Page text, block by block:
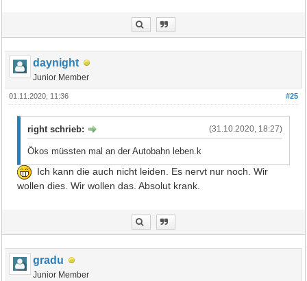
daynight
Junior Member
#25
01.11.2020, 11:36
(31.10.2020, 18:27)
right schrieb:
Ökos müssten mal an der Autobahn leben.k
Ich kann die auch nicht leiden. Es nervt nur noch. Wir
wollen dies. Wir wollen das. Absolut krank.
gradu
Junior Member